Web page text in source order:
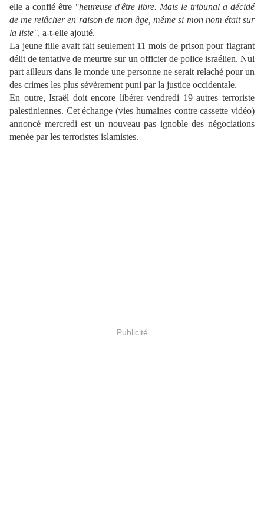
elle a confié être "heureuse d'être libre. Mais le tribunal a décidé
de me relâcher en raison de mon âge, même si mon nom était sur
la liste", a-t-elle ajouté.
La jeune fille avait fait seulement 11 mois de prison pour flagrant
délit de tentative de meurtre sur un officier de police israélien. Nul
part ailleurs dans le monde une personne ne serait relaché pour un
des crimes les plus sévèrement puni par la justice occidentale.
En outre, Israël doit encore libérer vendredi 19 autres terroriste
palestiniennes. Cet échange (vies humaines contre cassette vidéo)
annoncé mercredi est un nouveau pas ignoble des négociations
menée par les terroristes islamistes.
Publicité